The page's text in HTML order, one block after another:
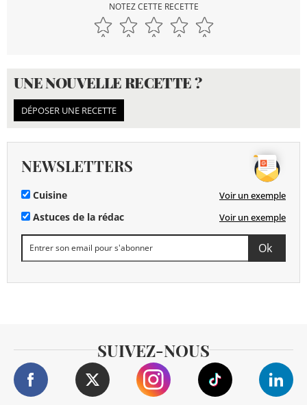
NOTEZ CETTE RECETTE
UNE NOUVELLE RECETTE ?
DÉPOSER UNE RECETTE
NEWSLETTERS
Cuisine Voir un exemple
Astuces de la rédac Voir un exemple
SUIVEZ-NOUS